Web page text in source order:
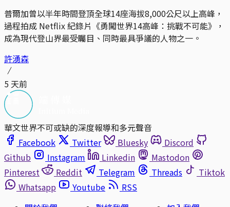
普爾加曾以半年時間登頂全球14座海拔8,000公尺以上高峰，
過程拍成 Netflix 紀錄片《勇闖世界14高峰：挑戰不可能》，
成為現代登山界最受矚目、同時最具爭議的人物之一。
許湧森
5 天前
華文世界不可或缺的深度報導和多元聲音
Facebook
Twitter Bluesky
Discord
Github
Instagram Linkedin
Mastodon
Pinterest
Reddit Telegram Threads
Tiktok
Whatsapp
Youtube
RSS